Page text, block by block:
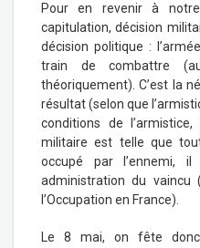
Pour en revenir à
capitulation, décision
décision politique :
train de combattre
théoriquement). C’est la
résultat (selon que
conditions de
militaire est telle que
occupé par l’ennemi,
administration du
l’Occupation en France).
Le 8 mai, on fête